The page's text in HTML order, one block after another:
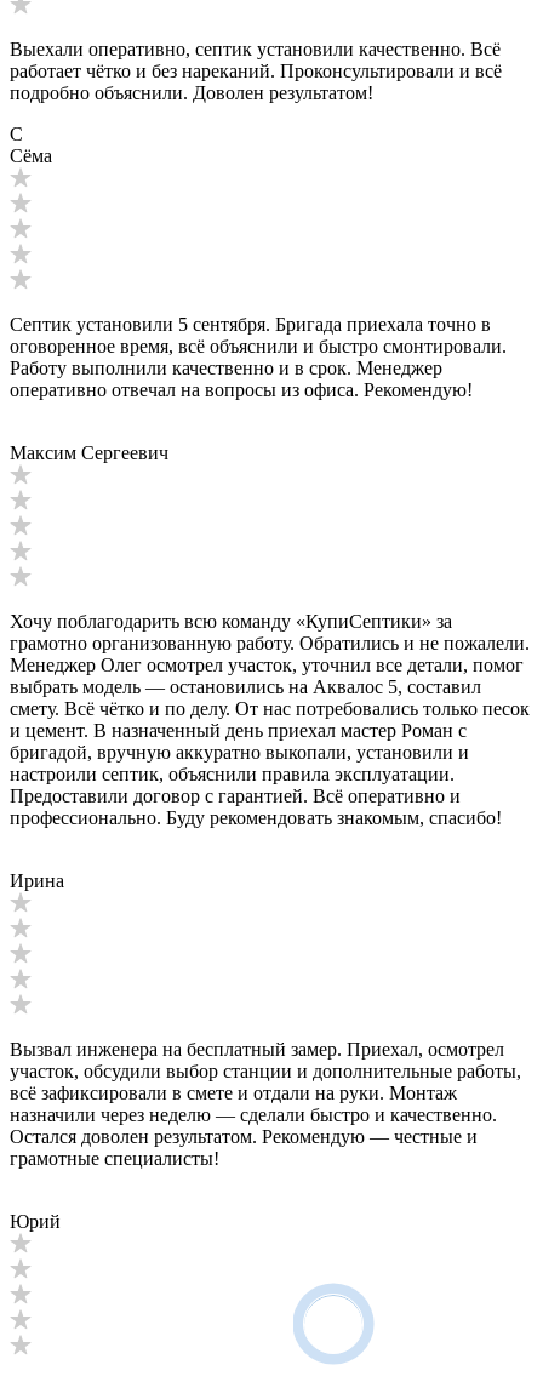
Выехали оперативно, септик установили качественно. Всё
работает чётко и без нареканий. Проконсультировали и всё
подробно объяснили. Доволен результатом!
С
Сёма
Септик установили 5 сентября. Бригада приехала точно в
оговоренное время, всё объяснили и быстро смонтировали.
Работу выполнили качественно и в срок. Менеджер
оперативно отвечал на вопросы из офиса. Рекомендую!
Максим Сергеевич
Хочу поблагодарить всю команду «КупиСептики» за
грамотно организованную работу. Обратились и не пожалели.
Менеджер Олег осмотрел участок, уточнил все детали, помог
выбрать модель — остановились на Аквалос 5, составил
смету. Всё чётко и по делу. От нас потребовались только песок
и цемент. В назначенный день приехал мастер Роман с
бригадой, вручную аккуратно выкопали, установили и
настроили септик, объяснили правила эксплуатации.
Предоставили договор с гарантией. Всё оперативно и
профессионально. Буду рекомендовать знакомым, спасибо!
Ирина
Вызвал инженера на бесплатный замер. Приехал, осмотрел
участок, обсудили выбор станции и дополнительные работы,
всё зафиксировали в смете и отдали на руки. Монтаж
назначили через неделю — сделали быстро и качественно.
Остался доволен результатом. Рекомендую — честные и
грамотные специалисты!
Юрий